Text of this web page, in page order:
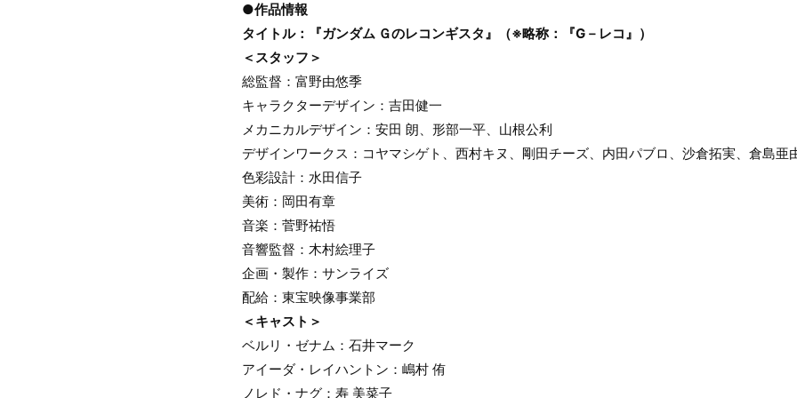
●作品情報
タイトル：『ガンダム Ｇのレコンギスタ』（※略称：『G－レコ』）
＜スタッフ＞
総監督：富野由悠季
キャラクターデザイン：吉田健一
メカニカルデザイン：安田 朗、形部一平、山根公利
デザインワークス：コヤマシゲト、西村キヌ、剛田チーズ、内田パブロ、沙倉拓実、倉島亜
色彩設計：水田信子
美術：岡田有章
音楽：菅野祐悟
音響監督：木村絵理子
企画・製作：サンライズ
配給：東宝映像事業部
＜キャスト＞
ベルリ・ゼナム：石井マーク
アイーダ・レイハントン：嶋村 侑
ノレド・ナグ：寿 美菜子